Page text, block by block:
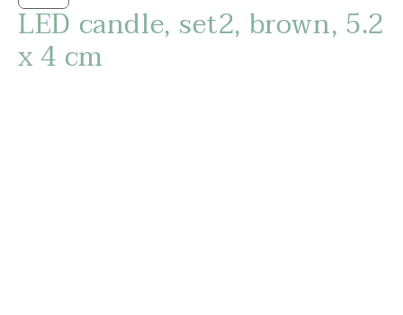
LED candle, set2, brown, 5.2
x 4 cm